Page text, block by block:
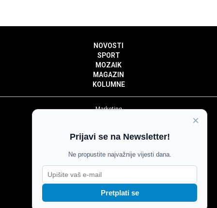
NOVOSTI
SPORT
MOZAIK
MAGAZIN
KOLUMNE
Marketing
Impressum
Pravila komentiranja
Agroglas
×
Prijavi se na Newsletter!
Ne propustite najvažnije vijesti dana.
Pretplati se